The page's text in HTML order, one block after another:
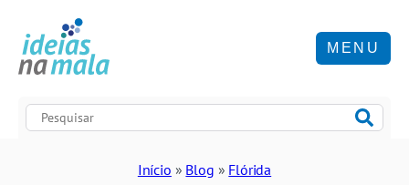
MENU
Início » Blog » Flórida